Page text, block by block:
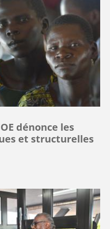
dénonce les
et structurelles